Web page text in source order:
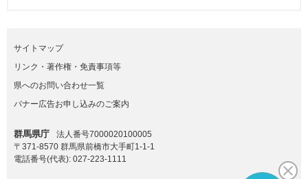
サイトマップ
リンク・著作権・免責事項等
県へのお問い合わせ一覧
バナー広告お申し込みのご案内
群馬県庁
法人番号7000020100005
〒371-8570 群馬県前橋市大手町1-1-1
電話番号(代表): 027-223-1111